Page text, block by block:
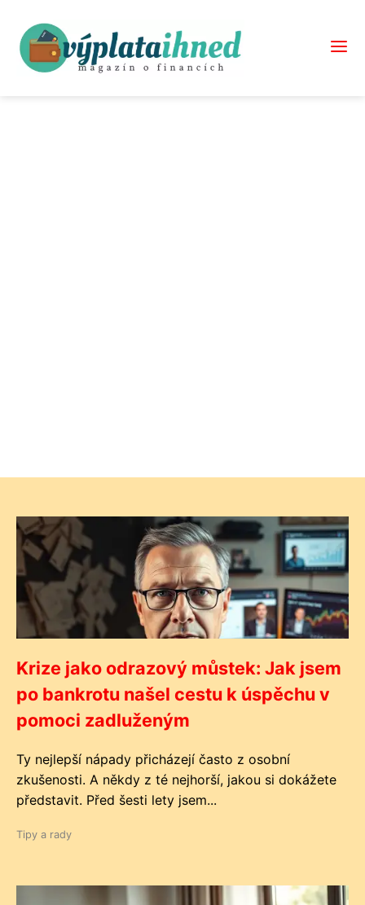
Krize jako odrazový můstek: Jak jsem
po bankrotu našel cestu k úspěchu v
pomoci zadluženým
Ty nejlepší nápady přicházejí často z osobní
zkušenosti. A někdy z té nejhorší, jakou si dokážete
představit. Před šesti lety jsem...
Tipy a rady